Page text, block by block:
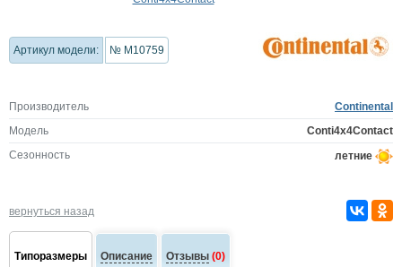
Артикул модели: № M10759
Производитель
Continental
Модель
Conti4x4Contact
Сезонность
летние
вернуться назад
Типоразмеры Описание Отзывы (0)